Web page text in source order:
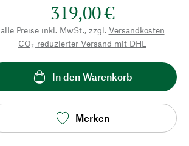
319,00 €
alle Preise inkl. MwSt., zzgl. Versandkosten
CO₂-reduzierter Versand mit DHL
In den Warenkorb
Merken